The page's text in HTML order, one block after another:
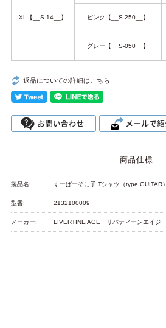
XL【__S-14__】 ピンク【__S-250__】
グレー【__S-050__】
返品についての詳細はこちら
商品仕様
製品名: すーぱーそに子 Tシャツ（type GUITAR）
型番: 2132100009
メーカー: LIVERTINE AGE リバティーンエイジ